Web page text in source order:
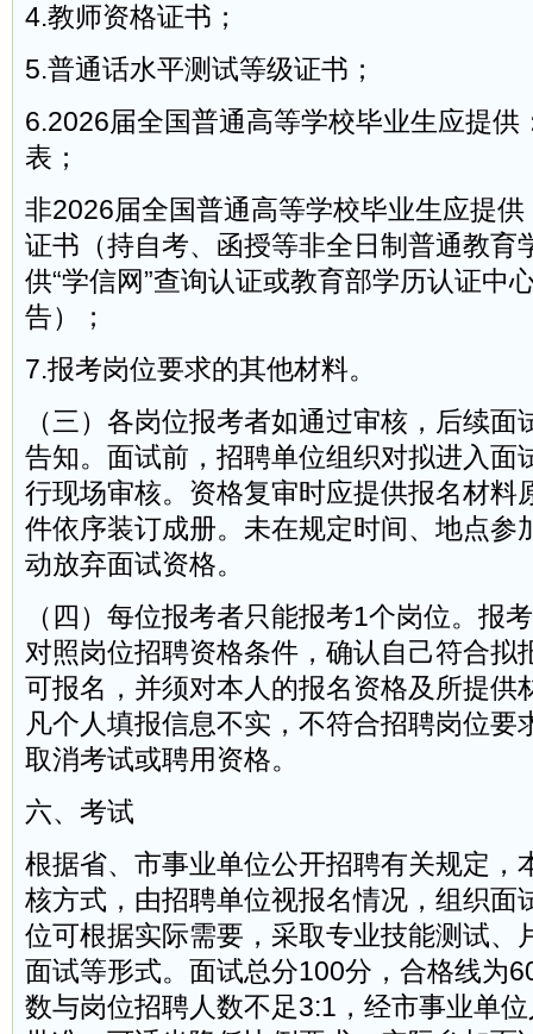
4.教师资格证书；
5.普通话水平测试等级证书；
6.2026届全国普通高等学校毕业生应提供
表；
非2026届全国普通高等学校毕业生应提
证书（持自考、函授等非全日制普通教育
供“学信网”查询认证或教育部学历认证中
告）；
7.报考岗位要求的其他材料。
（三）各岗位报考者如通过审核，后续
告知。面试前，招聘单位组织对拟进入面
行现场审核。资格复审时应提供报名材料
件依序装订成册。未在规定时间、地点参
动放弃面试资格。
（四）每位报考者只能报考1个岗位。报
对照岗位招聘资格条件，确认自己符合拟
可报名，并须对本人的报名资格及所提供
凡个人填报信息不实，不符合招聘岗位要
取消考试或聘用资格。
六、考试
根据省、市事业单位公开招聘有关规定，
核方式，由招聘单位视报名情况，组织面
位可根据实际需要，采取专业技能测试、
面试等形式。面试总分100分，合格线为
数与岗位招聘人数不足3:1，经市事业单